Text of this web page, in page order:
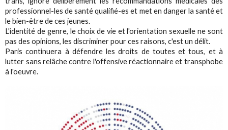
professionnel-les de santé qualifié-es et met en danger la santé et
le bien-être de ces jeunes.
L'identité de genre, le choix de vie et l'orientation sexuelle ne sont
pas des opinions, les discriminer pour ces raisons, c'est un délit.
Paris continuera à défendre les droits de toutes et tous, et à
lutter sans relâche contre l'offensive réactionnaire et transphobe
à l'oeuvre.